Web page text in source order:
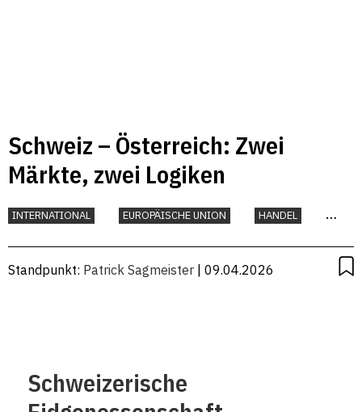
Schweiz – Österreich: Zwei
Märkte, zwei Logiken
INTERNATIONAL EUROPÄISCHE UNION
HANDEL
Standpunkt: Patrick Sagmeister | 09.04.2026
Schweizerische